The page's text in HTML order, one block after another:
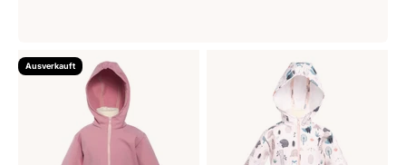
Ausverkauft